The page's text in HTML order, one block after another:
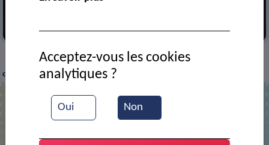
> VIE MUNICIPALE > Ressources documentaires
club de boxe
Oui Non
Acceptez-vous les cookies
analytiques ?